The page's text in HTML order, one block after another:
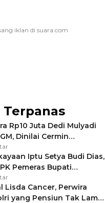
Terpanas
Rp10 Juta Dedi Mulyadi
Dinilai Cermin
Jamin Keamanan
Iptu Setya Budi Dias,
Pemeras Bupati
Lisda Cancer, Perwira
yang Pensiun Tak Lama